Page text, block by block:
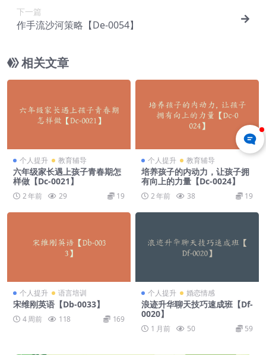
下一篇
作手流沙河策略【De-0054】
相关文章
个人提升 教育辅导
六年级家长遇上孩子青春期怎
样做【Dc-0021】
2 年前 29 19
个人提升 教育辅导
培养孩子的内动力，让孩子拥
有向上的力量【Dc-0024】
2 年前 38 19
个人提升 语言培训
宋维刚英语【Db-0033】
4 周前 118 169
个人提升 婚恋情感
浪迹升华聊天技巧速成班【Df-
0020】
1 月前 50 59